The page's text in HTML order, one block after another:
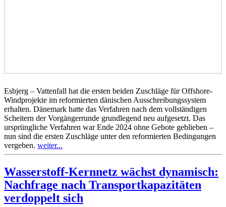
Esbjerg – Vattenfall hat die ersten beiden Zuschläge für Offshore-
Windprojekte im reformierten dänischen Ausschreibungssystem
erhalten. Dänemark hatte das Verfahren nach dem vollständigen
Scheitern der Vorgängerrunde grundlegend neu aufgesetzt. Das
ursprüngliche Verfahren war Ende 2024 ohne Gebote geblieben –
nun sind die ersten Zuschläge unter den reformierten Bedingungen
vergeben. weiter...
Wasserstoff-Kernnetz wächst dynamisch:
Nachfrage nach Transportkapazitäten
verdoppelt sich